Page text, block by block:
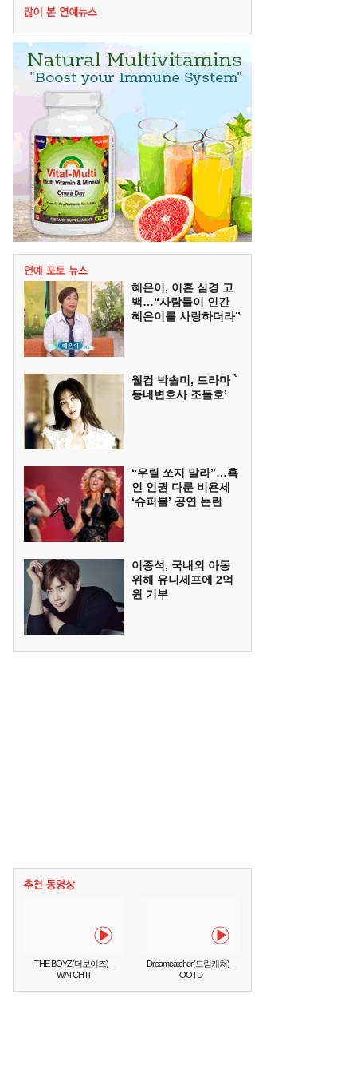
혜은이, 이혼 심경 고
백…“사람들이 인간
혜은이를 사랑하더라”
웰컴 박솔미, 드라마 `
동네변호사 조들호’
“우릴 쏘지 말라”…흑
인 인권 다룬 비욘세
‘슈퍼볼’ 공연 논란
이종석, 국내외 아동
위해 유니세프에 2억
원 기부
THE BOYZ(더보이즈) _
WATCH IT
Dreamcatcher(드림캐쳐) _
OOTD